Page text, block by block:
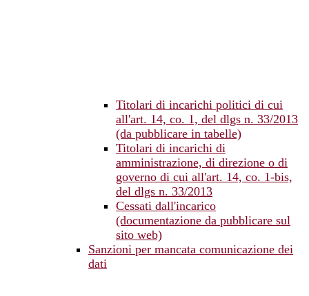
Titolari di incarichi politici di cui
all'art. 14, co. 1, del dlgs n. 33/2013
(da pubblicare in tabelle)
Titolari di incarichi di
amministrazione, di direzione o di
governo di cui all'art. 14, co. 1-bis,
del dlgs n. 33/2013
Cessati dall'incarico
(documentazione da pubblicare sul
sito web)
Sanzioni per mancata comunicazione dei
dati